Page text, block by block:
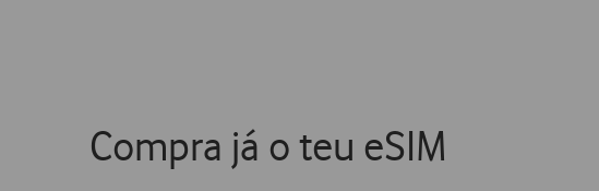
Compra já o teu eSIM